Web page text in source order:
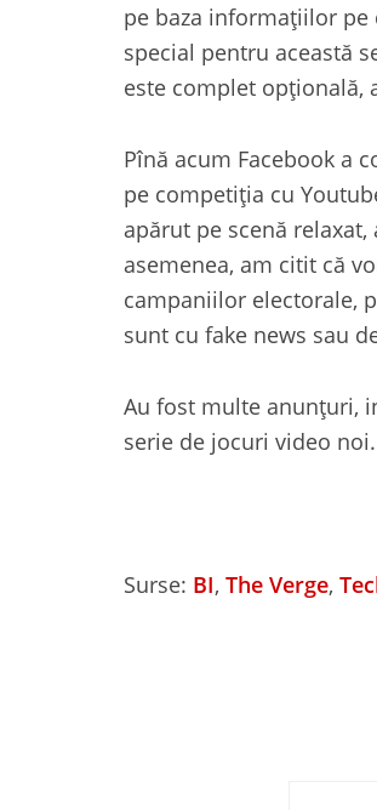
pe baza informațiilor pe
special pentru această
este complet opțională,
Pînă acum Facebook a
pe competiția cu
apărut pe scenă
asemenea, am citit că
campaniilor electorale,
sunt cu fake news sau
Au fost multe anunțuri,
serie de jocuri video noi.
Surse: BI, The Verge,